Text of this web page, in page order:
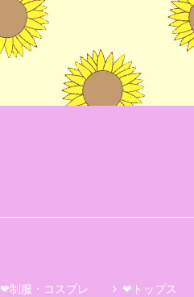
❤制服・コスプレ ❤トップス